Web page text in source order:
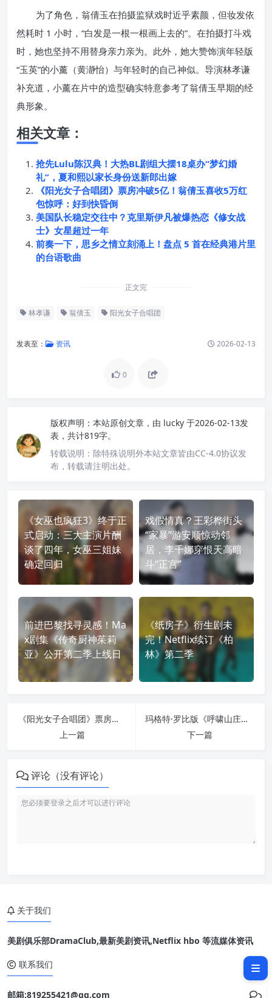
为了角色，翁倩玉在拍摄监狱戏时近乎素颜，但妆发依
然耗时 1 小时，“白发是一根一根画上去的”。在拍摄打斗戏
时，她也坚持不用替身亲力亲为。此外，她大赞饰演年轻版
“玉英”的小薰（黄瀞怡）与年轻时的自己神似。导演林孝谦
补充道，小薰在片中的造型确实特意参考了翁倩玉早期的经
典形象。
相关文章：
抢先Lulu陈汉典！大热BL剧组大摆18桌办“梦幻婚
礼”，夏和熙以家长身份送新郎出嫁
《阳光女子合唱团》票房冲破5亿！翁倩玉喜收5万红
包惊呼：好到快昏倒
美国队长稳定交往中？克里斯伊凡被爆热恋《修女战
士》女星超过一年
前奏一下，思乡之情立刻涌上！盘点 5 首在经典港片里
的台语歌曲
正文完
林孝谦 翁倩玉 阳光女子合唱团
发表至： 资讯 2026-02-13
0
版权声明： 本站原创文章，由 lucky 于2026-02-13发
表，共计819字。
转载说明： 除特殊说明外本站文章皆由CC-4.0协议发
布，转载请注明出处。
《女巫也疯狂3》终于正
式启动：三大主演片酬
谈了四年，女巫三姐妹
确定回归
戏假情真？王彩桦街头
“家暴”游安顺惊动邻
居，李千娜穿恨天高暗
斗“正宫”
前进巴黎找寻灵感！Ma
x剧集《传奇厨神茱莉
亚》公开第二季上线日
《纸房子》衍生剧未
完！Netflix续订《柏
林》第二季
《阳光女子合唱团》票房冲破5亿！翁倩玉喜收5万红包惊呼：好到快昏倒
上一篇
玛格特·罗比版《呼啸山庄》：欲望蔓延，古典名著拍出了《五十度灰》的禁忌张力
下一篇
评论（没有评论）
关于我们
美剧俱乐部DramaClub,最新美剧资讯,Netflix hbo 等流媒体资讯
联系我们
邮箱:819255421@qq.com